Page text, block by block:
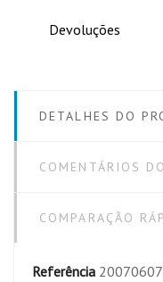
Devoluções
DETALHES DO
COMENTÁRIOS
COMPARAÇÃO
Referência